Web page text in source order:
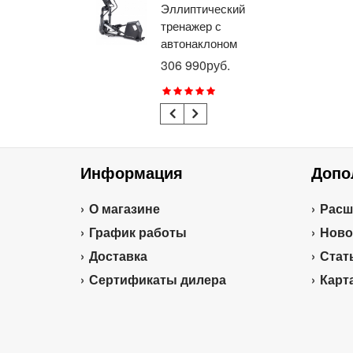
Эллиптический
тренажер с
автонаклоном
профессиональный
BRONZE GYM
E1000M PRO
TURBO (new)
306 990руб.
Информация
О магазине
График работы
Доставка
Сертификаты дилера